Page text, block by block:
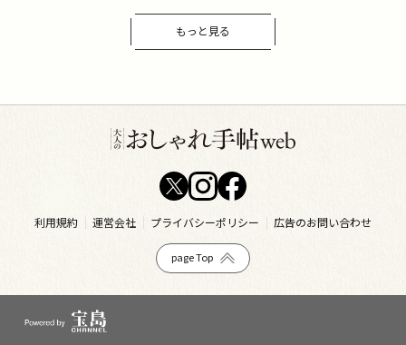
もっと見る
利用規約 運営会社 プライバシーポリシー 広告のお問い合わせ
page Top